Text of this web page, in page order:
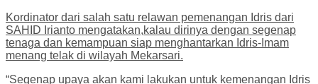
Kordinator dari salah satu relawan pemenangan Idris dari
SAHID Irianto mengatakan,kalau dirinya dengan segenap
tenaga dan kemampuan siap menghantarkan Idris-Imam
menang telak di wilayah Mekarsari.
“Segenap upaya akan kami lakukan untuk kemenangan Idris